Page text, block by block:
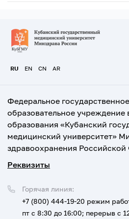
RU EN CN AR
Федеральное
образовательное учреждение
образования «Кубанский
медицинский университет»
здравоохранения
Реквизиты
Горячая линия:
+7 (800) 444-19-20 режим
пт с 8:30 до 16:00; перерыв с